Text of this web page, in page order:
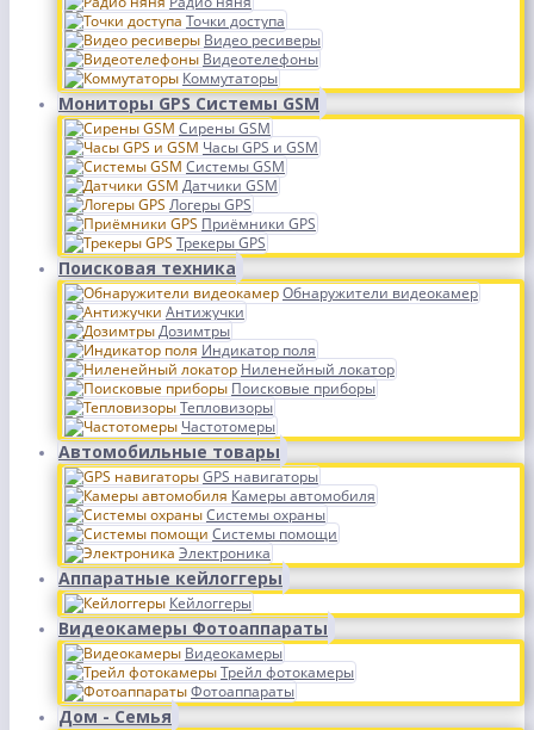
Точки доступа
Видео ресиверы
Видеотелефоны
Коммутаторы
Мониторы GPS Системы GSM
Сирены GSM
Часы GPS и GSM
Системы GSM
Датчики GSM
Логеры GPS
Приёмники GPS
Трекеры GPS
Поисковая техника
Обнаружители видеокамер
Антижучки
Дозимтры
Индикатор поля
Ниленейный локатор
Поисковые приборы
Тепловизоры
Частотомеры
Автомобильные товары
GPS навигаторы
Камеры автомобиля
Системы охраны
Системы помощи
Электроника
Аппаратные кейлоггеры
Кейлоггеры
Видеокамеры Фотоаппараты
Видеокамеры
Трейл фотокамеры
Фотоаппараты
Дом - Семья